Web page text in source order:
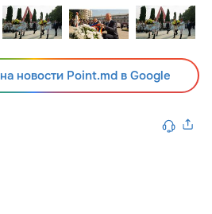
новости Point.md в Google